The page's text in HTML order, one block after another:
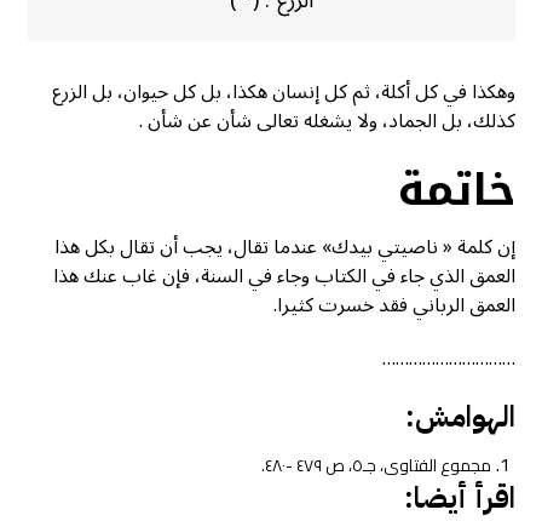
وهكذا في كل أكلة، ثم كل إنسان هكذا، بل كل حيوان، بل الزرع
كذلك، بل الجماد، ولا يشغله تعالى شأن عن شأن .
خاتمة
إن كلمة « ناصيتي بيدك» عندما تقال، يجب أن تقال بكل هذا
العمق الذي جاء في الكتاب وجاء في السنة، فإن غاب عنك هذا
العمق الرباني فقد خسرت كثيرا.
…………………………
الهوامش:
مجموع الفتاوى، جـ٥، ص ٤٧٩ -٤٨٠.
اقرأ أيضا: